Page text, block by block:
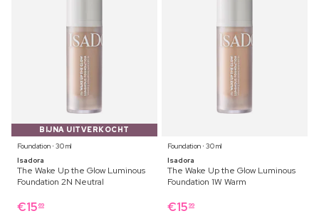
BIJNA UITVERKOCHT
Foundation ⋅ 30 ml
Isadora
The Wake Up the Glow Luminous
Foundation 2N Neutral
€15 69
Foundation ⋅ 30 ml
Isadora
The Wake Up the Glow Luminous
Foundation 1W Warm
€15 99